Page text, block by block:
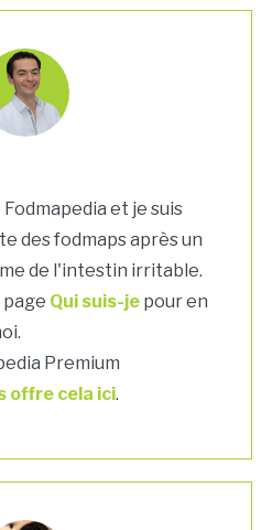
et je suis
des fodmaps après un
de l'intestin irritable.
page Qui suis-jepour en
Premium
offre cela ici.